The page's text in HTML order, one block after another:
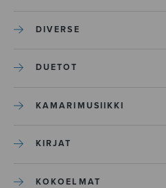
DIVERSE
DUETOT
KAMARIMUSIIKKI
KIRJAT
KOKOELMAT